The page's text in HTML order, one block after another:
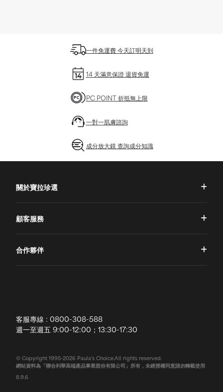
一件免運費 今天訂明天到
14 天滿意保證 退貨免運
PC POINT 折抵無上限
一對一肌膚諮詢
成分放大鏡 查詢成分知識
關於寶拉珍選
專業國際團隊
顧客服務
退換貨政策
聯絡我們
合作夥伴
客服專線 : 0800-308-588
週一至週五 9:00-12:00；13:30-17:30
© Copyright 1995-2026 Paula's Choice.All rights reserved.
網站資料為「聯合利華高端產品事業股份有限公司」所有，未經授權同意請勿轉載使用
8.9.6